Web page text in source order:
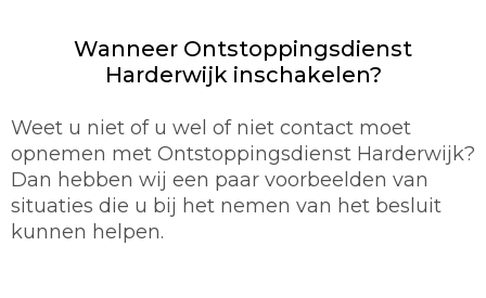
Wanneer Ontstoppingsdienst
Harderwijk inschakelen?
Weet u niet of u wel of niet contact moet
opnemen met Ontstoppingsdienst Harderwijk?
Dan hebben wij een paar voorbeelden van
situaties die u bij het nemen van het besluit
kunnen helpen.